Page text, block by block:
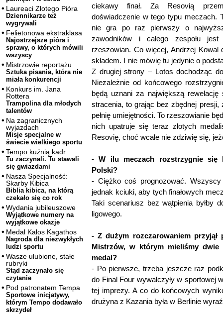
Laureaci Złotego Pióra
Dziennikarze też
wygrywali
Felietonowa ekstraklasa
Najostrzejsze pióra i
sprawy, o których mówili
wszyscy
Mistrzowie reportażu
Sztuka pisania, która nie
miała konkurencji
Konkurs im. Jana
Rottera
Trampolina dla młodych
talentów
Na zagranicznych
wyjazdach
Misje specjalne w
świecie wielkiego sportu
Tempo kuźnią kadr
Tu zaczynali. Tu stawali
się gwiazdami
Nasza Specjalność:
Skarby Kibica
Biblia kibica, na którą
czekało się co rok
Wydania jubileuszowe
Wyjątkowe numery na
wyjątkowe okazje
Medal Kalos Kagathos
Nagroda dla niezwykłych
ludzi sportu
Wasze ulubione, stałe
rubryki
Stąd zaczynało się
czytanie
Pod patronatem Tempa
Sportowe inicjatywy,
którym Tempo dodawało
skrzydeł
ciekawy finał. Za Resovią
doświadczenie w tego typu meczach.
nie gra po raz pierwszy o
zawodników i całego zespołu
rzeszowian. Co więcej, Andrzej
składem. I nie mówię tu jedynie o
Z drugiej strony – Lotos dochodząc
Niezależnie od końcowego
będą uznani za największą
stracenia, to grając bez zbędnej presji,
pełnię umiejętności. To rzeszowianie
nich upatruje się teraz złotych
Resovię, choć wcale nie zdziwię się,
- W ilu meczach rozstrzygnie się
Polski?
- Ciężko coś prognozować.
jednak kciuki, aby tych finałowych
Taki scenariusz bez wątpienia byłby
ligowego.
- Z dużym rozczarowaniem
Mistrzów, w którym mieliśmy
medal?
- Po pierwsze, trzeba jeszcze raz
do Final Four wywalczyły w sportowej
tej imprezy. A co do końcowych
drużyna z Kazania była w Berlinie